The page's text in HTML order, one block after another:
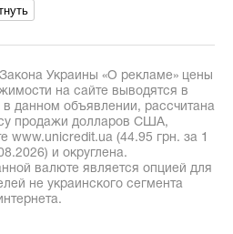
Украины «О рекламе» цены
на сайте выводятся в
в данном объявлении, рассчитана
продажи долларов США,
www.unicredit.ua (44.95 грн. за 1
и округлена.
валюте является опцией для
не украинского сегмента